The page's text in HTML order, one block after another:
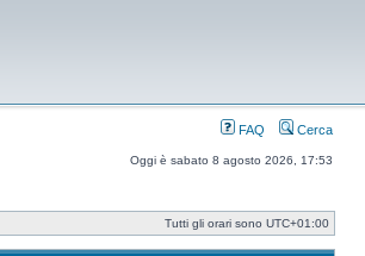
FAQ Cerca
Oggi è sabato 8 agosto 2026, 17:53
Tutti gli orari sono UTC+01:00